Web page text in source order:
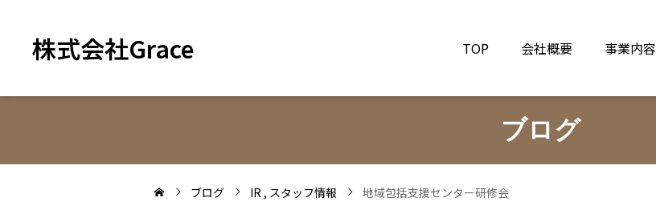
株式会社Grace TOP 会社概要 事業内容
ブログ
ブログ IR スタッフ情報 地域包括支援センター研修会